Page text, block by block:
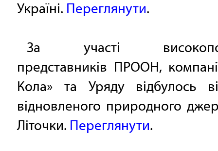
Україні. Переглянути.
За участі
представників ПРООН,
Кола» та Уряду відбулось
відновленого природного
Літочки. Переглянути.